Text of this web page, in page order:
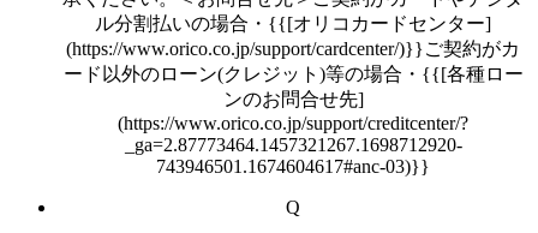
ル分割払いの場合・{{[オリコカードセンター]
(https://www.orico.co.jp/support/cardcenter/)}}ご契約がカ
ード以外のローン(クレジット)等の場合・{{[各種ロー
ンのお問合せ先]
(https://www.orico.co.jp/support/creditcenter/?
_ga=2.87773464.1457321267.1698712920-
743946501.1674604617#anc-03)}}
Q